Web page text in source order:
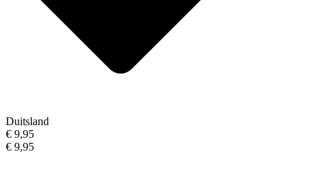
Duitsland
€ 9,95
€ 9,95